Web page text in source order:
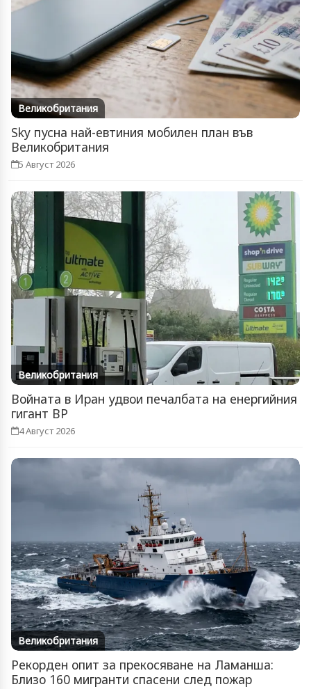
Великобритания
Sky пусна най-евтиния мобилен план във
Великобритания
5 Август 2026
Великобритания
Войната в Иран удвои печалбата на енергийния
гигант BP
4 Август 2026
Великобритания
Рекорден опит за прекосяване на Ламанша:
Близо 160 мигранти спасени след пожар